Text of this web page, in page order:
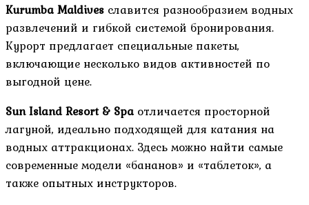
Kurumba Maldives славится разнообразием водных
развлечений и гибкой системой бронирования.
Курорт предлагает специальные пакеты,
включающие несколько видов активностей по
выгодной цене.
Sun Island Resort & Spaотличается просторной
лагуной, идеально подходящей для катания на
водных аттракционах. Здесь можно найти самые
современные модели «бананов» и «таблеток», а
также опытных инструкторов.